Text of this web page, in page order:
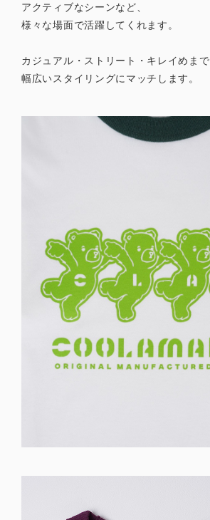
アクティブなシーンなど、
様々な場面で活躍してくれます。
カジュアル・ストリート・キレイめまで
幅広いスタイリングにマッチします。